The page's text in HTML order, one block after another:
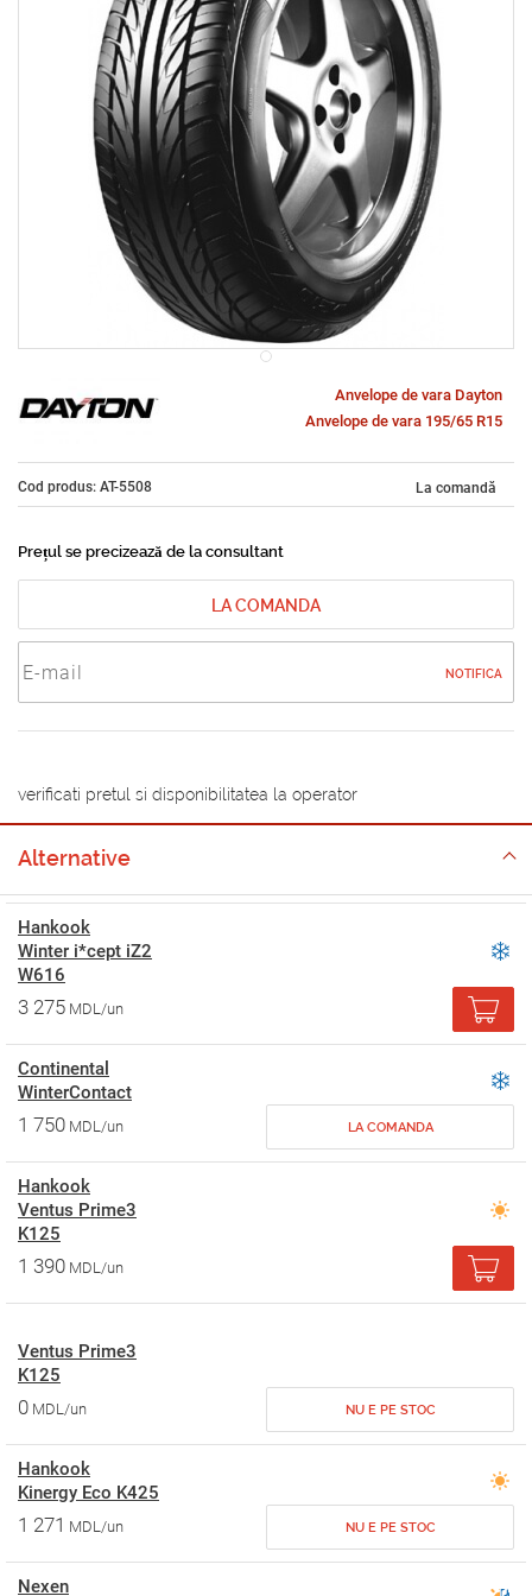
Anvelope de vara Dayton
Anvelope de vara 195/65 R15
Cod produs: AT-5508 La comandă
Prețul se precizează de la consultant
LA COMANDA
NOTIFICA
verificati pretul si disponibilitatea la operator
Alternative
Hankook
Winter i*cept iZ2
W616
3 275 MDL/un
Continental
WinterContact
1 750 MDL/un LA COMANDA
Hankook
Ventus Prime3
K125
1 390 MDL/un
Ventus Prime3
K125
0 MDL/un NU E PE STOC
Hankook
Kinergy Eco K425
1 271 MDL/un NU E PE STOC
Nexen